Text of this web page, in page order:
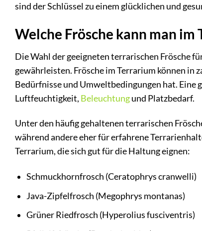
sind der Schlüssel zu einem glücklichen und
Welche Frösche kann man
Die Wahl der geeigneten terrarischen Frösche
gewährleisten. Frösche im Terrarium können in
Bedürfnisse und Umweltbedingungen hat.
Luftfeuchtigkeit, Beleuchtungund Platzbedarf.
Unter den häufig gehaltenen terrarischen
während andere eher für erfahrene
Terrarium, die sich gut für die Haltung eignen:
Schmuckhornfrosch (Ceratophrys cranwelli)
Java-Zipfelfrosch (Megophrys montanas)
Grüner Riedfrosch (Hyperolius fusciventris)